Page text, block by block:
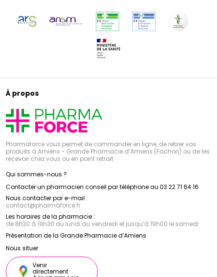
À propos
Pharmaforce vous permet de commander en ligne, de retirer vos
produits à Amiens - Grande Pharmacie d’Amiens (Fachon) ou de les
recevoir chez vous ou en point retrait
Qui sommes-nous ?
Contacter un pharmacien conseil par téléphone au 03 22 71 64 16
Nous contacter par e-mail :
contact@pharmaforce.fr
Les horaires de la pharmacie :
de 8h30 à 19h30 du lundi au vendredi et jusqu’à 19h00 le samedi
Présentation de la Grande Pharmacie d’Amiens
Nous situer
Venir
directement